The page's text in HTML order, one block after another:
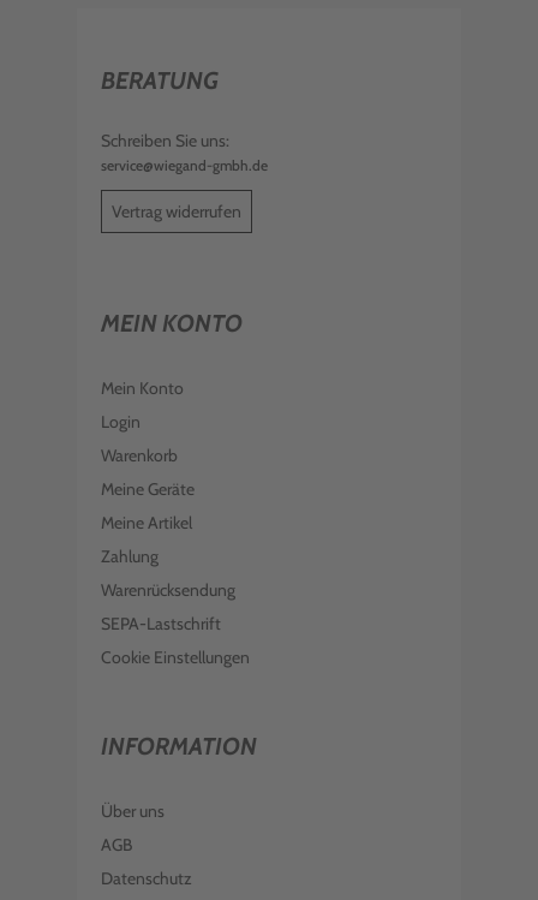
BERATUNG
Schreiben Sie uns:
service@wiegand-gmbh.de
Vertrag widerrufen
MEIN KONTO
Mein Konto
Login
Warenkorb
Meine Geräte
Meine Artikel
Zahlung
Warenrücksendung
SEPA-Lastschrift
Cookie Einstellungen
INFORMATION
Über uns
AGB
Datenschutz